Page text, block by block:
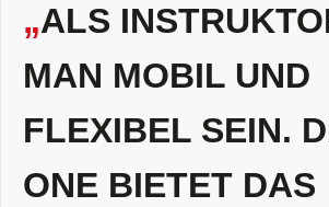
„ALS
MAN MOBIL UND
FLEXIBEL SEIN.
ONE BIETET DAS